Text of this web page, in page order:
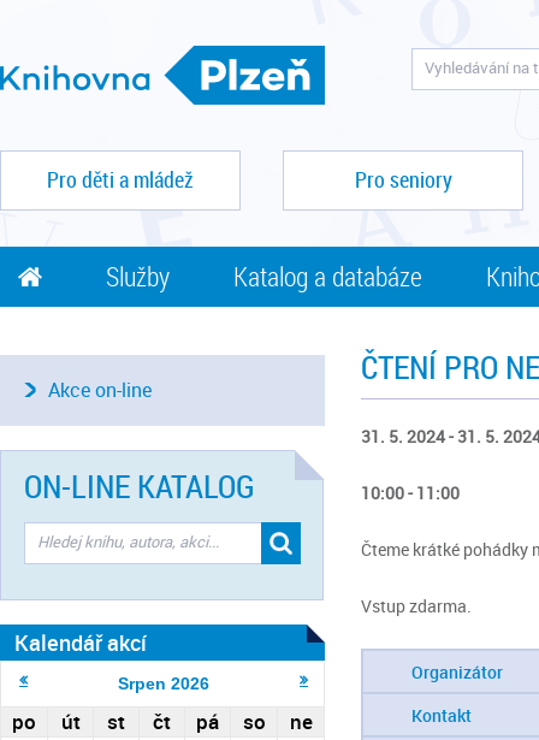
Pro děti a mládež Pro seniory
Služby Katalog a databáze
ČTENÍ PRO
31. 5. 2024 - 31. 5.
10:00 - 11:00
Čteme krátké pohádky
Vstup zdarma.
Organizátor
Kontakt
Akce on-line
ON-LINE KATALOG
Kalendář akcí
Srpen 2026
po út st čt pá so ne